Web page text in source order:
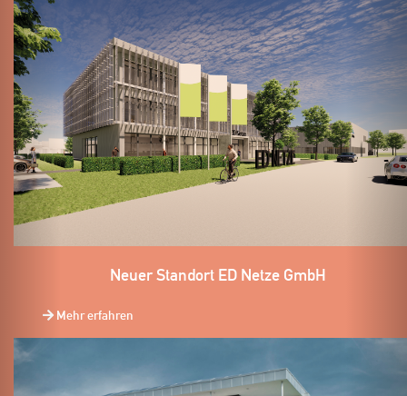
Neuer Standort ED Netze GmbH
Mehr erfahren